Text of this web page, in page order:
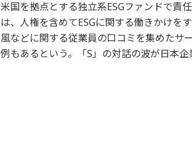
米国を拠点とする独立系ESGファンドで責
は、人権を含めてESGに関する働きかけを
風などに関する従業員の口コミを集めたサ
例もあるという。「S」の対話の波が日本